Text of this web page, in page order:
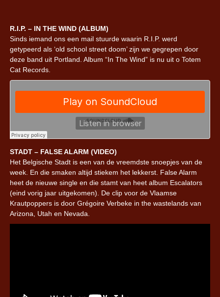
R.I.P. – IN THE WIND (ALBUM)
Sinds iemand ons een mail stuurde waarin R.I.P. werd
getypeerd als ‘old school street doom’ zijn we gegrepen door
deze band uit Portland. Album “In The Wind” is nu uit o Totem
Cat Records.
STADT – FALSE ALARM (VIDEO)
Het Belgische Stadt is een van de vreemdste snoepjes van de
week. En die smaken altijd stiekem het lekkerst. False Alarm
heet de nieuwe single en die stamt van heet album Escalators
(eind vorig jaar uitgekomen). De clip voor de Vlaamse
Krautpoppers is door Grégoire Verbeke in the wastelands van
Arizona, Utah en Nevada.